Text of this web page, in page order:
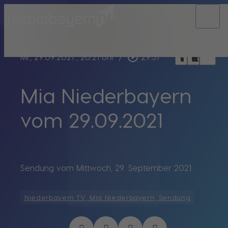
Mi., 29.09.2021, 20:21 Uhr / play_circle_outline 29:57 headphones chrome_reader_mode
Mia Niederbayern
vom 29.09.2021
Sendung vom Mittwoch, 29. September 2021.
Niederbayern TV, Mia Niederbayern, Sendung